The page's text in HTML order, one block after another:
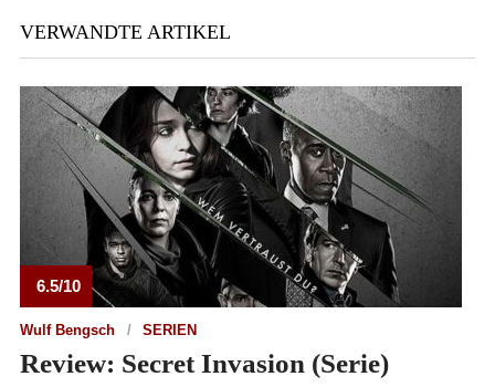
VERWANDTE ARTIKEL
6.5/10
Wulf Bengsch SERIEN
Review: Secret Invasion (Serie)